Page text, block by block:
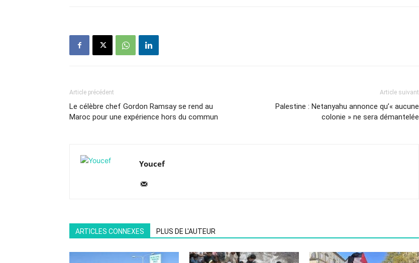
Article précédent
Le célèbre chef Gordon Ramsay se rend au
Maroc pour une expérience hors du commun
Article suivant
Palestine : Netanyahu annonce qu’« aucune
colonie » ne sera démantelée
Youcef
ARTICLES CONNEXES PLUS DE L'AUTEUR